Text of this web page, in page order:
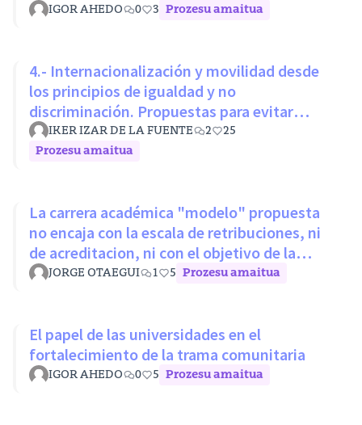
IGOR AHEDO 0 3 Prozesu amaitua
4.- Internacionalización y movilidad desde
los principios de igualdad y no
discriminación. Propuestas para evitar
desigualdades estructurales
IKER IZAR DE LA FUENTE 2
25
Prozesu amaitua
La carrera académica "modelo" propuesta
no encaja con la escala de retribuciones, ni
de acreditacion, ni con el objetivo de la
LOSUJORGE OTAEGUI 1 5 Prozesu amaitua
El papel de las universidades en el
fortalecimiento de la trama comunitaria
IGOR AHEDO 0 5 Prozesu amaitua